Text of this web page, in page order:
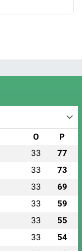
O P
33 77
33 73
33 69
33 59
33 55
33 54